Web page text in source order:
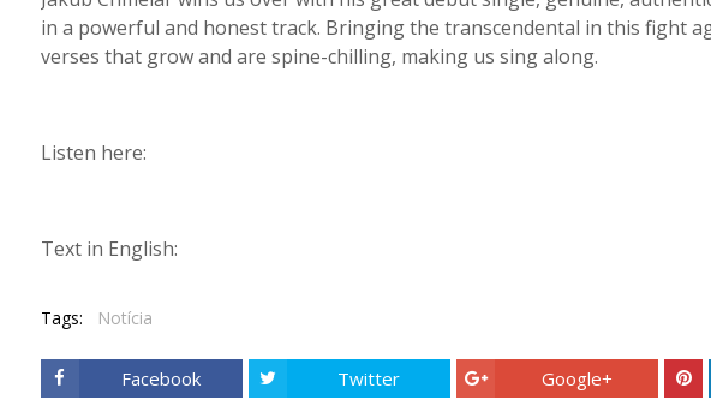
in a powerful and honest track. Bringing the transcendental in this fight
verses that grow and are spine-chilling, making us sing along.
Listen here:
Text in English:
Tags: Notícia
Facebook Twitter Google+